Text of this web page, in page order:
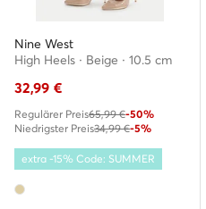
Nine West
High Heels · Beige · 10.5 cm
32,99 €
Regulärer Preis65,99 €-50%
Niedrigster Preis34,99 €-5%
extra -15% Code: SUMMER